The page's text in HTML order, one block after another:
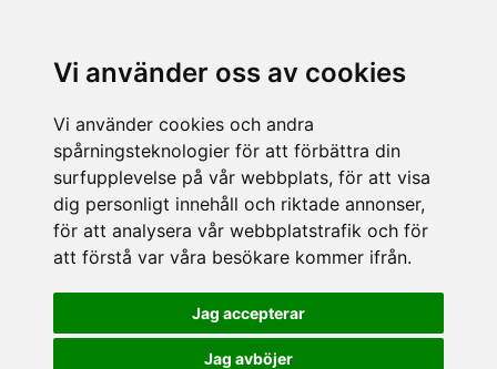
Vi använder oss av cookies
Vi använder cookies och andra
spårningsteknologier för att förbättra din
surfupplevelse på vår webbplats, för att visa
dig personligt innehåll och riktade annonser,
för att analysera vår webbplatstrafik och för
att förstå var våra besökare kommer ifrån.
Jag accepterar
Jag avböjer